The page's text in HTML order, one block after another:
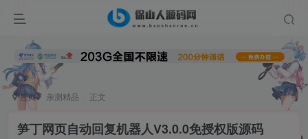
首页 亲测精品 正文
笋丁网页自动回复机器人V3.0.0免授权版源码